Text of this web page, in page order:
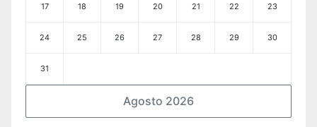
Agosto 2026
17 18 19 20 21 22 23
24 25 26 27 28 29 30
31